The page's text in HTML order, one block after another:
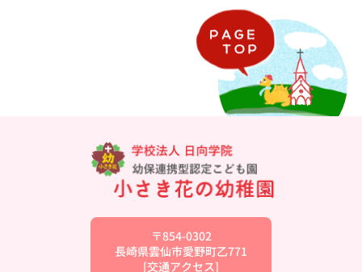
〒854-0302
長崎県雲仙市愛野町乙771
[交通アクセス]